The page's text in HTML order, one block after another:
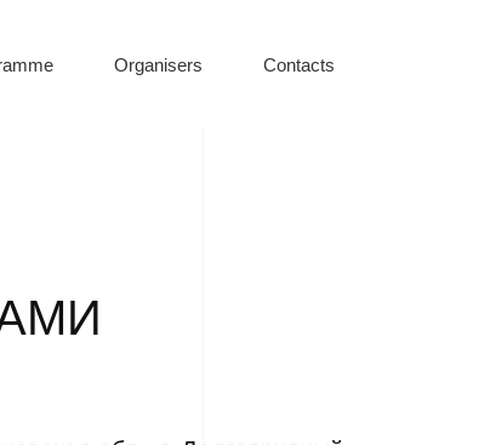
Organisers Contacts